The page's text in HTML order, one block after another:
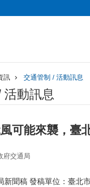
訊 交通管制 / 活動訊息
活動訊息
可能來襲，臺
府交通局
新聞稿 發稿單位：臺北